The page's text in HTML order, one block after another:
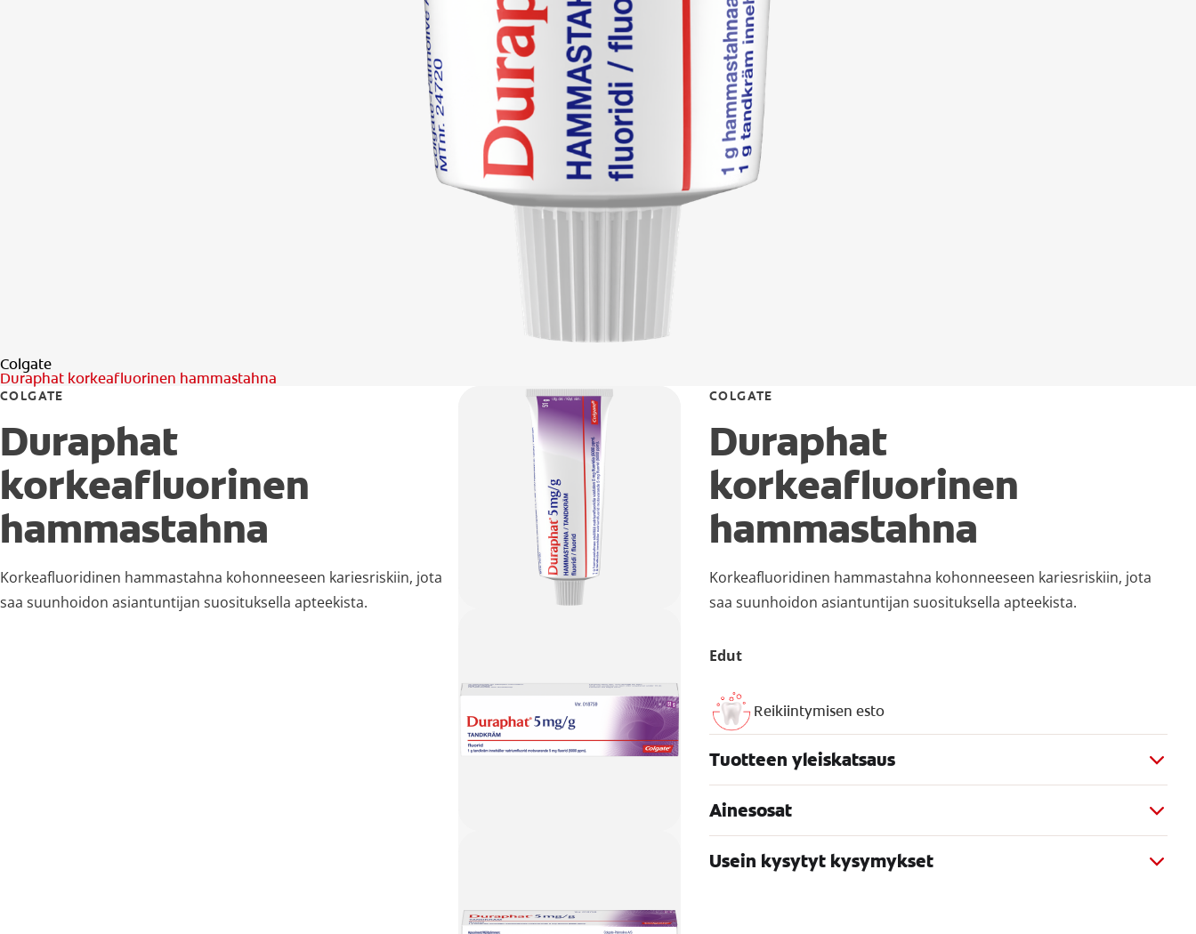
Colgate
Duraphat korkeafluorinen hammastahna
COLGATE
Duraphat
korkeafluorinen
hammastahna
Korkeafluoridinen hammastahna kohonneeseen kariesriskiin, jota
saa suunhoidon asiantuntijan suosituksella apteekista.
COLGATE
Duraphat
korkeafluorinen
hammastahna
Korkeafluoridinen hammastahna kohonneeseen kariesriskiin, jota
saa suunhoidon asiantuntijan suosituksella apteekista.
Edut
Reikiintymisen esto
Tuotteen yleiskatsaus
Ainesosat
Usein kysytyt kysymykset